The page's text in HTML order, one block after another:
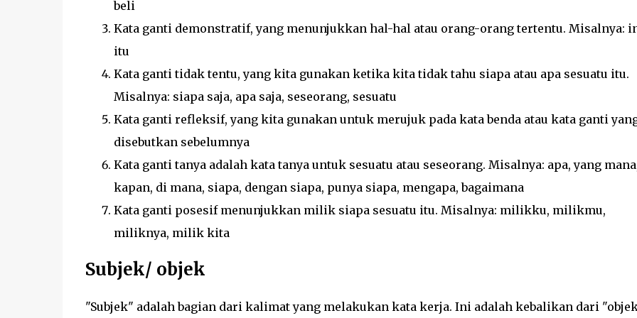
beli
Kata ganti demonstratif, yang menunjukkan hal-hal atau orang-orang tertentu. Misalnya:
itu
Kata ganti tidak tentu, yang kita gunakan ketika kita tidak tahu siapa atau apa sesuatu itu.
Misalnya: siapa saja, apa saja, seseorang, sesuatu
Kata ganti refleksif, yang kita gunakan untuk merujuk pada kata benda atau kata ganti
disebutkan sebelumnya
Kata ganti tanya adalah kata tanya untuk sesuatu atau seseorang. Misalnya: apa, yang
kapan, di mana, siapa, dengan siapa, punya siapa, mengapa, bagaimana
Kata ganti posesif menunjukkan milik siapa sesuatu itu. Misalnya: milikku, milikmu,
miliknya, milik kita
Subjek/ objek
"Subjek" adalah bagian dari kalimat yang melakukan kata kerja. Ini adalah kebalikan dari